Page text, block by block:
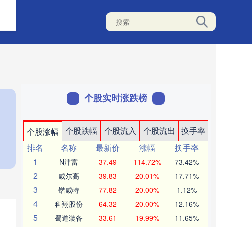
个股实时涨跌榜
个股涨幅 个股跌幅 个股流入 个股流出
换手率
排名
名称 最新价 涨幅
换手率
1
N津富 37.49 114.72% 73.42%
2 威尔高 39.83 20.01% 17.71%
3 锴威特 77.82 20.00% 1.12%
4 科翔股份 64.32 20.00% 12.16%
5 蜀道装备 33.61 19.99% 11.65%